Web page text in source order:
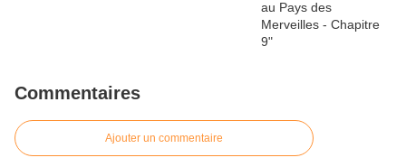
Commentaires
Ajouter un commentaire